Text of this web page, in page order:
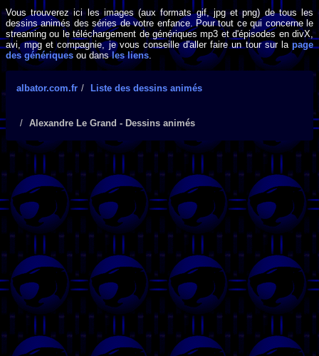
Vous trouverez ici les images (aux formats gif, jpg et png) de tous les
dessins animés des séries de votre enfance. Pour tout ce qui concerne le
streaming ou le téléchargement de génériques mp3 et d'épisodes en divX,
avi, mpg et compagnie, je vous conseille d'aller faire un tour sur la page
des génériques ou dansles liens.
albator.com.fr Liste des dessins animés
Alexandre Le Grand - Dessins animés